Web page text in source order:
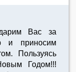
Вас за
и приносим
Пользуясь
Годом!!!